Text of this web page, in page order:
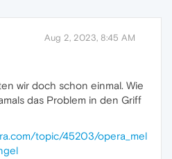
Aug 2, 2023, 8:45 AM
wir doch schon einmal. Wie
das Problem in den Griff
topic/45203/opera_mel